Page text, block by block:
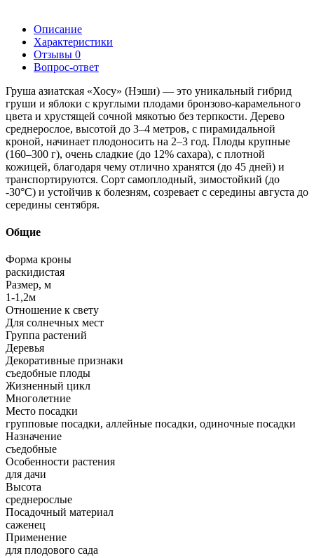
Описание
Характеристики
Отзывы 0
Вопрос-ответ
Груша азиатская «Хосу» (Нэши) — это уникальный гибрид
груши и яблоки с круглыми плодами бронзово-карамельного
цвета и хрустящей сочной мякотью без терпкости. Дерево
среднерослое, высотой до 3–4 метров, с пирамидальной
кроной, начинает плодоносить на 2–3 год. Плоды крупные
(160–300 г), очень сладкие (до 12% сахара), с плотной
кожицей, благодаря чему отлично хранятся (до 45 дней) и
транспортируются. Сорт самоплодный, зимостойкий (до
-30°C) и устойчив к болезням, созревает с середины августа до
середины сентября.
Общие
Форма кроны
раскидистая
Размер, м
1-1,2м
Отношение к свету
Для солнечных мест
Группа растений
Деревья
Декоративные признаки
съедобные плоды
Жизненный цикл
Многолетние
Место посадки
групповые посадки, аллейные посадки, одиночные посадки
Назначение
съедобные
Особенности растения
для дачи
Высота
среднерослые
Посадочный материал
саженец
Применение
для плодового сада